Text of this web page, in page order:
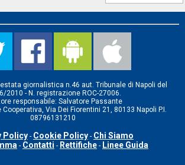
giornalistica n.46 aut. Tribunale di Napoli del
2010 - N. registrazione ROC-27006.
responsabile: Salvatore Passante
Via Dei Fiorentini 21, 80133 Napoli P.I.
08796131210
Policy - Cookie Policy - Chi Siamo
- Contatti - Rettifiche - Linee Guida